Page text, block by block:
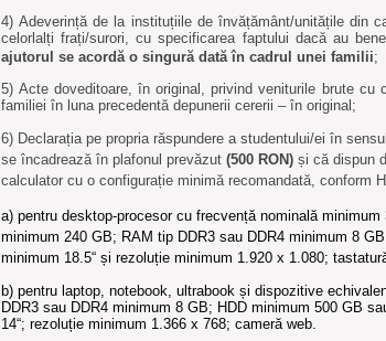
4) Adeverință de la instituțiile de învățământ/unitățile din
celorlalți frați/surori, cu specificarea faptului dacă au
ajutorul se acordă o singură dată în cadrul unei familii;
5) Acte doveditoare, în original, privind veniturile brute cu
familiei în luna precedentă depunerii cererii – în original;
6) Declarația pe propria răspundere a studentului/ei în
se încadrează în plafonul prevăzut (500 RON) și că dispun
calculator cu o configurație minimă recomandată, conform
a) pentru desktop-procesor cu frecvență nominală
minimum 240 GB; RAM tip DDR3 sau DDR4 minimum 8
minimum 18.5“ și rezoluție minimum 1.920 x 1.080;
b) pentru laptop, notebook, ultrabook și dispozitive
DDR3 sau DDR4 minimum 8 GB; HDD minimum 500 GB
14“; rezoluție minimum 1.366 x 768; cameră web.